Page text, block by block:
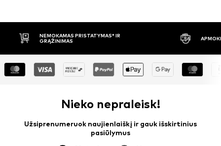
APMOKĖJIMAS PRISTAČIUS 30
Nieko nepraleisk!
Užsiprenumeruok naujienlaiškį ir gauk išskirtinius
pasiūlymus